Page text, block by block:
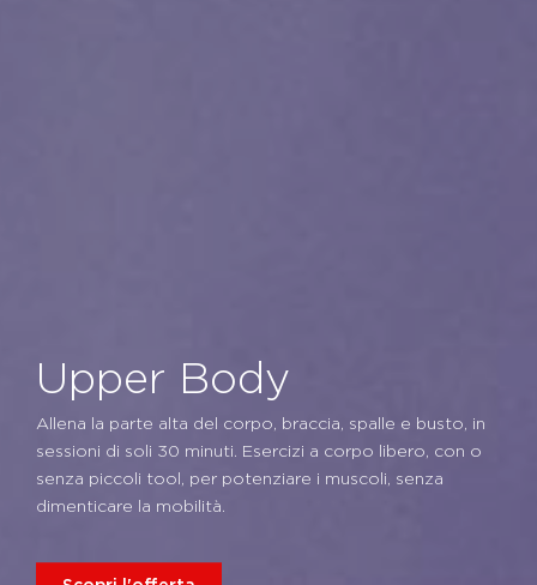
Upper Body
Allena la parte alta del corpo, braccia, spalle e busto, in
sessioni di soli 30 minuti. Esercizi a corpo libero, con o
senza piccoli tool, per potenziare i muscoli, senza
dimenticare la mobilità.